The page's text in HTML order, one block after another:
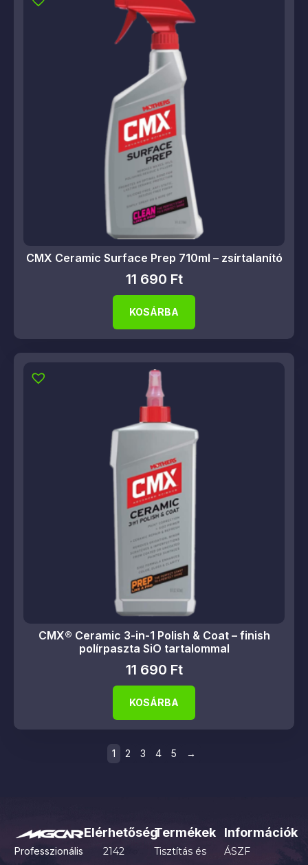
CMX Ceramic Surface Prep 710ml – zsírtalanító
11 690 Ft
KOSÁRBA
CMX® Ceramic 3-in-1 Polish & Coat – finish
polírpaszta SiO tartalommal
11 690 Ft
KOSÁRBA
1 2 3 4 5 →
Professzionális
Elérhetőség
2142
Termékek
Tisztítás és
Információk
ÁSZF